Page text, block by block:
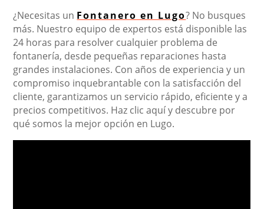
¿Necesitas un Fontanero en Lugo? No busques
más. Nuestro equipo de expertos está disponible las
24 horas para resolver cualquier problema de
fontanería, desde pequeñas reparaciones hasta
grandes instalaciones. Con años de experiencia y un
compromiso inquebrantable con la satisfacción del
cliente, garantizamos un servicio rápido, eficiente y a
precios competitivos. Haz clic aquí y descubre por
qué somos la mejor opción en Lugo.